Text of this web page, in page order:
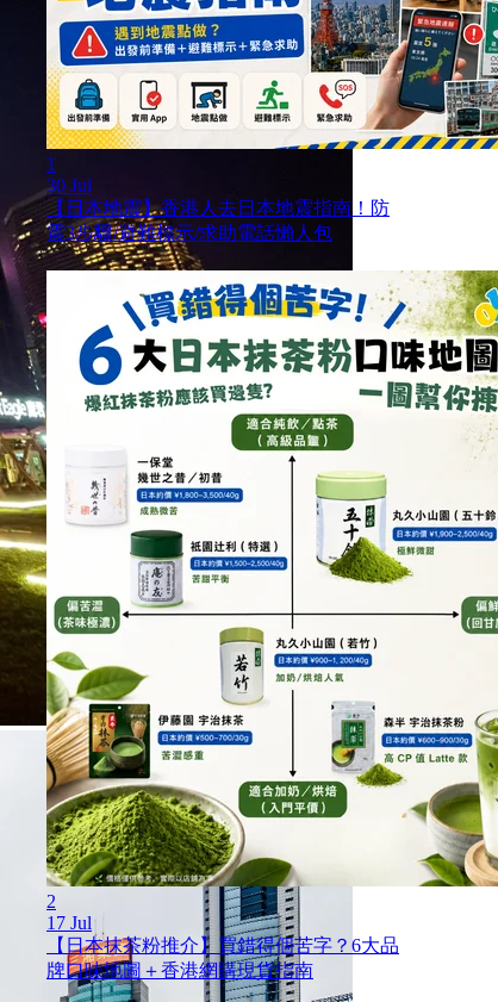
1
30 Jul
【日本地震】香港人去日本地震指南！防
震3步驟/避難標示/求助電話懶人包
2
17 Jul
【日本抹茶粉推介】買錯得個苦字？6大品
牌口味地圖＋香港網購現貨指南